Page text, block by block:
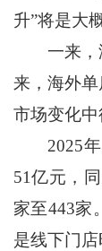
升”将是大
一来，海
来，海外
市场变化中
2025年
51亿元，
家至443家
是线下门店